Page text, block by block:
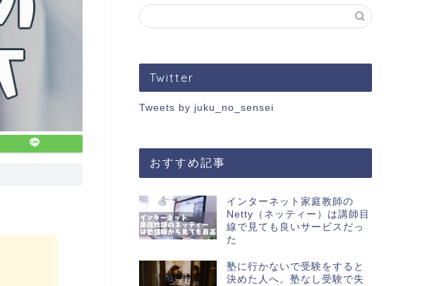
Twitter
Tweets by juku_no_sensei
おすすめ記事
インターネット家庭教師の
Netty（ネッティー）は講師目
線で見ても良いサービスだっ
た
塾に行かないで受験をすると
決めた人へ。塾なし受験で失